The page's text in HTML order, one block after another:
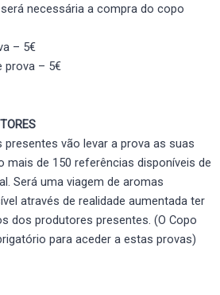
necessária a compra do copo
– 5€
prova – 5€
vão levar a prova as suas
mais de 150 referências disponíveis de
Será uma viagem de aromas
através de realidade aumentada ter
dos produtores presentes. (O Copo
para aceder a estas provas)